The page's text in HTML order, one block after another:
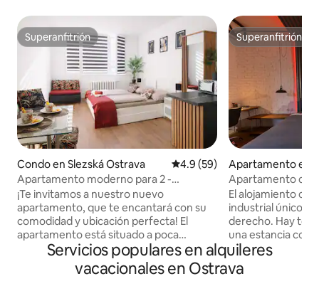
Superanfitrión
Superanfitrión
Condo en Slezská Ostrava Calificación promedio: 4.9 de
4.9 (59)
Apartamento moderno para 2 -
excelente ubicación y comodidad
¡Te invitamos a nuestro nuevo
apartamento, que te encantará con su
comodidad y ubicación perfecta! El
apartamento está situado a poca
distancia del centro de Ostrava, en una
zona tranquila y segura, justo al lado de
la comisaría. En las inmediaciones
Superanfitrión
Superanfitrión
Apartamento en
ava a Přívoz
Apartamento de
El alojamiento
industrial único y
derecho. Hay
una estancia
apartamento
centro histórico
paradas de
Servicios populares en alquileres
vacacionales en Ostrava